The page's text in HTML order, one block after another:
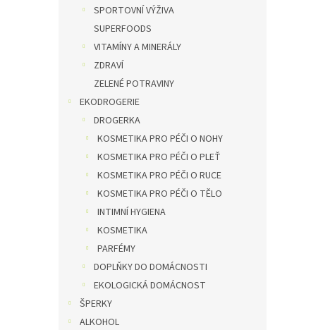
SPORTOVNÍ VÝŽIVA
SUPERFOODS
VITAMÍNY A MINERÁLY
ZDRAVÍ
ZELENÉ POTRAVINY
EKODROGERIE
DROGERKA
KOSMETIKA PRO PÉČI O NOHY
KOSMETIKA PRO PÉČI O PLEŤ
KOSMETIKA PRO PÉČI O RUCE
KOSMETIKA PRO PÉČI O TĚLO
INTIMNÍ HYGIENA
KOSMETIKA
PARFÉMY
DOPLŇKY DO DOMÁCNOSTI
EKOLOGICKÁ DOMÁCNOST
ŠPERKY
ALKOHOL